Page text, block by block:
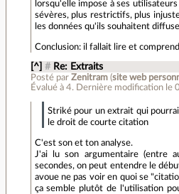
lorsqu'elle impose à ses
sévères, plus restrictifs, plus
les données qu'ils souhaitent
Conclusion: il fallait lire et
[^] # Re: Extraits
Posté par Zenitram(site web
Évalué à 4. Dernière modification le
Striké pour un extrait qui
le droit de courte citation
C'est son et ton analyse.
J'ai lu son argumentaire (entre
secondes, on peut entendre le
avoue ne pas voir en quoi se
ça semble plutôt de l'utilisation